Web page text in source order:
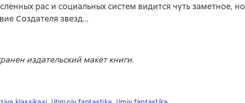
рас и социальных систем видится чуть заметное, но
Создателя звезд…
издательский макет книги.